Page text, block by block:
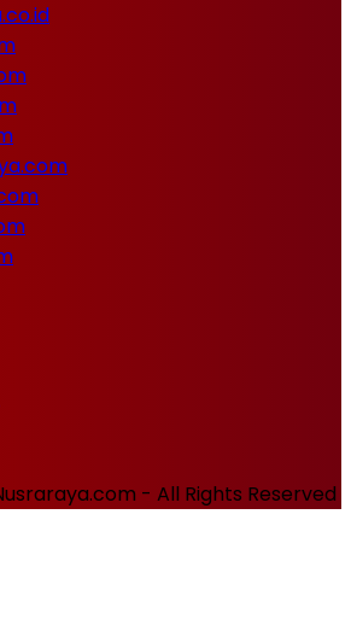
- All Rights Reserved